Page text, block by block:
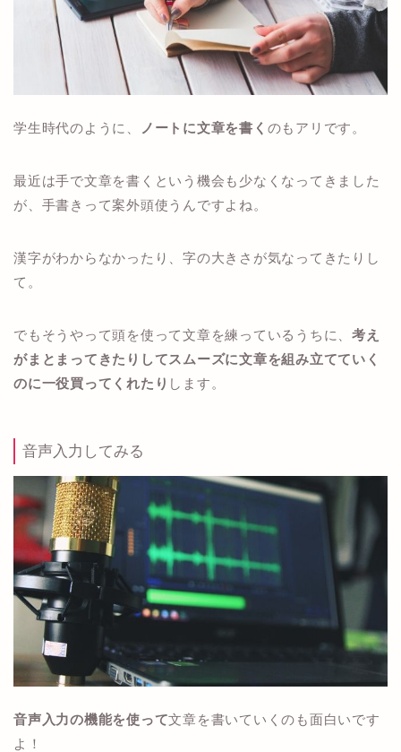
学生時代のように、 ノートに文章を書く のもアリです。
最近は手で文章を書くという機会も少なくなってきました
が、手書きって案外頭使うんですよね。
漢字がわからなかったり、字の大きさが気なってきたりし
て。
でもそうやって頭を使って文章を練っているうちに、考え
がまとまってきたりしてスムーズに文章を組み立てていく
のに一役買ってくれたり します。
音声入力してみる
音声入力の機能を使って文章を書いていくのも面白いです
よ！